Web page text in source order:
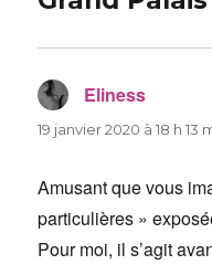
Eliness
19 janvier 2020 à 18 h 13
Amusant que vous
particulières »
Pour moi, il s’agit